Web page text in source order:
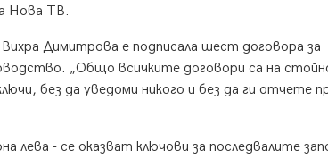
Нова ТВ.
Димитрова е подписала шест договора за
„Общо всичките договори са на
без да уведоми никого и без да ги отчете
- се оказват ключови за последвалите